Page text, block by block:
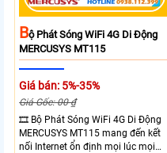
BỘ Phát Sóng WiFi 4G Di Động
MERCUSYS MT115
Giá bán: 5%-35%
Giá Gốc: 00 ₫
🎞 Bộ Phát Sóng WiFi 4G Di Động
MERCUSYS MT115 mang đến kết
nối Internet ổn định mọi lúc mọi